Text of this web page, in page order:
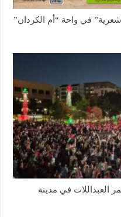
في واحة “أم الكردان”
العبداللات في مدينة